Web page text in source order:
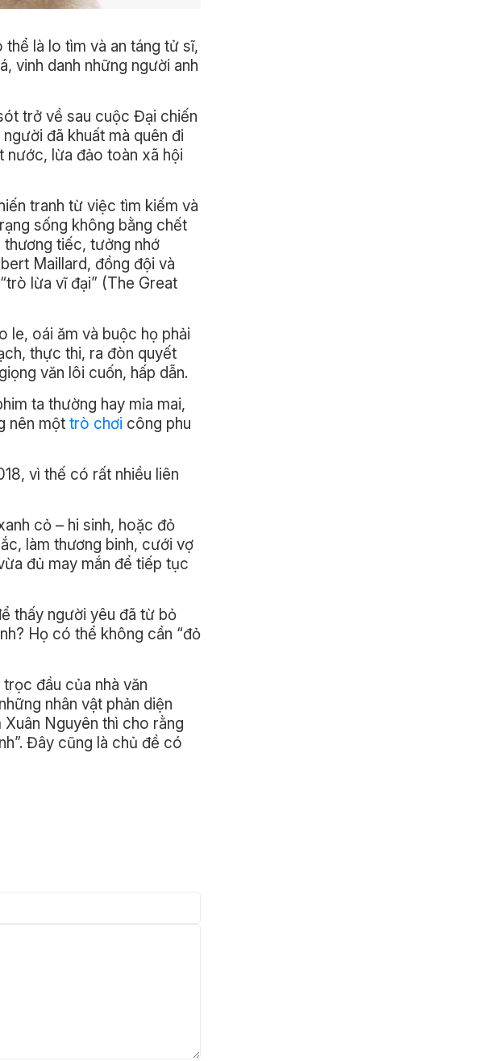
là lo tìm và an táng tử sĩ,
vinh danh những người anh
trở về sau cuộc Đại chiến
đã khuất mà quên đi
nước, lừa đảo toàn xã hội
tranh từ việc tìm kiếm và
sống không bằng chết
thương tiếc, tưởng nhớ
Maillard, đồng đội và
lừa vĩ đại” (The Great
le, oái ăm và buộc họ phải
thực thi, ra đòn quyết
văn lôi cuốn, hấp dẫn.
ta thường hay mỉa mai,
nên một trò chơi công phu
vì thế có rất nhiều liên
cỏ – hi sinh, hoặc đỏ
làm thương binh, cưới vợ
đủ may mắn để tiếp tục
thấy người yêu đã từ bỏ
Họ có thể không cần “đỏ
đầu của nhà văn
nhân vật phản diện
Xuân Nguyên thì cho rằng
Đây cũng là chủ đề có